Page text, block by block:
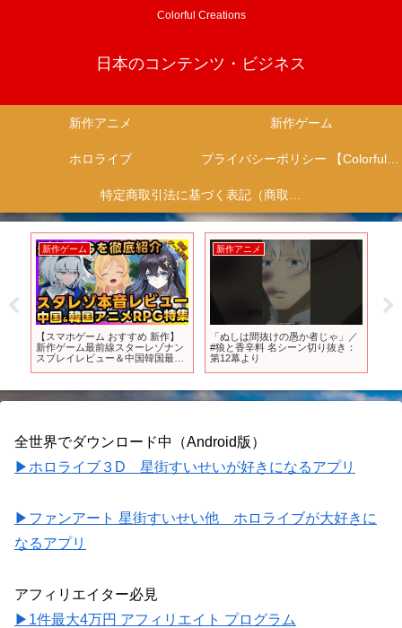
Colorful Creations
日本のコンテンツ・ビジネス
新作アニメ 新作ゲーム
ホロライブ プライバシーポリシー 【Colorful Creation】
特定商取引法に基づく表記（商取引に関する開示）
新作ゲーム
【スマホゲーム おすすめ 新作】
新作ゲーム最前線スターレゾナン
スプレイレビュー＆中国韓国最新
新作アニメ
「ぬしは間抜けの愚か者じゃ」／
#狼と香辛料 名シーン切り抜き：
第12幕より
全世界でダウンロード中（Android版）
▶ホロライブ３D 星街すいせいが好きになるアプリ
▶ファンアート 星街すいせい他 ホロライブが大好きに
なるアプリ
アフィリエイター必見
▶1件最大4万円 アフィリエイト プログラム